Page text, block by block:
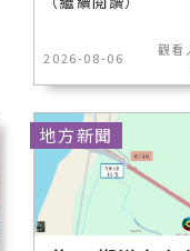
2026-08-06
觀看
地方新聞